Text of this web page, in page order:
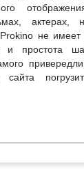
актерах,
не имеет
и простота